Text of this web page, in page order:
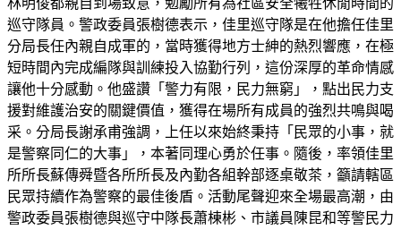
巡守隊員。警政委員張樹德表示，佳里巡守隊是在他擔任佳里
分局長任內親自成軍的，當時獲得地方士紳的熱烈響應，在極
短時間內完成編隊與訓練投入協勤行列，這份深厚的革命情感
讓他十分感動。他盛讚「警力有限，民力無窮」，點出民力支
援對維護治安的關鍵價值，獲得在場所有成員的強烈共鳴與喝
采。分局長謝承甫強調，上任以來始終秉持「民眾的小事，就
是警察同仁的大事」，本著同理心勇於任事。隨後，率領佳里
所所長蘇傳舜暨各所所長及內勤各組幹部逐桌敬茶，籲請轄區
民眾持續作為警察的最佳後盾。活動尾聲迎來全場最高潮，由
警政委員張樹德與巡守中隊長蕭棟彬、市議員陳昆和等警民力